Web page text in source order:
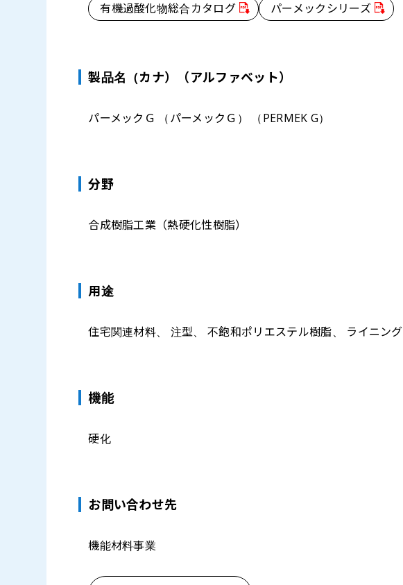
有機過酸化物総合カタログ パーメックシリーズ
製品名（カナ）（アルファベット）
パーメックＧ （パーメックＧ） （PERMEK G）
分野
合成樹脂工業（熱硬化性樹脂）
⽤途
住宅関連材料、 注型、 不飽和ポリエステル樹脂、 ライニング
機能
硬化
お問い合わせ先
機能材料事業